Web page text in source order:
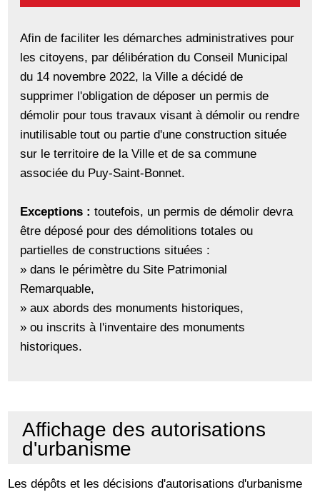
Afin de faciliter les démarches administratives pour
les citoyens, par délibération du Conseil Municipal
du 14 novembre 2022, la Ville a décidé de
supprimer l'obligation de déposer un permis de
démolir pour tous travaux visant à démolir ou rendre
inutilisable tout ou partie d'une construction située
sur le territoire de la Ville et de sa commune
associée du Puy-Saint-Bonnet.
Exceptions :toutefois, un permis de démolir devra
être déposé pour des démolitions totales ou
partielles de constructions situées :
» dans le périmètre du Site Patrimonial
Remarquable,
» aux abords des monuments historiques,
» ou inscrits à l'inventaire des monuments
historiques.
Affichage des autorisations
d'urbanisme
Les dépôts et les décisions d'autorisations d'urbanisme